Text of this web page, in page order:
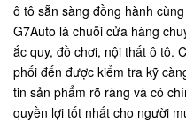
ô tô sẵn sàng đồng hành
G7Auto là chuỗi cửa hàng
ắc quy, đồ chơi, nội thất ô tô.
phối đến được kiểm tra kỹ
tin sản phẩm rõ ràng và có
quyền lợi tốt nhất cho người